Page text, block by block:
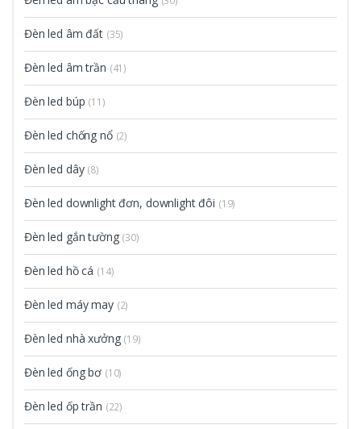
Đèn led âm đất (35)
Đèn led âm trần (41)
Đèn led búp (11)
Đèn led chống nổ (2)
Đèn led dây (8)
Đèn led downlight đơn, downlight đôi (19)
Đèn led gắn tường (30)
Đèn led hồ cá (14)
Đèn led máy may (2)
Đèn led nhà xưởng (19)
Đèn led ống bơ (10)
Đèn led ốp trần (22)